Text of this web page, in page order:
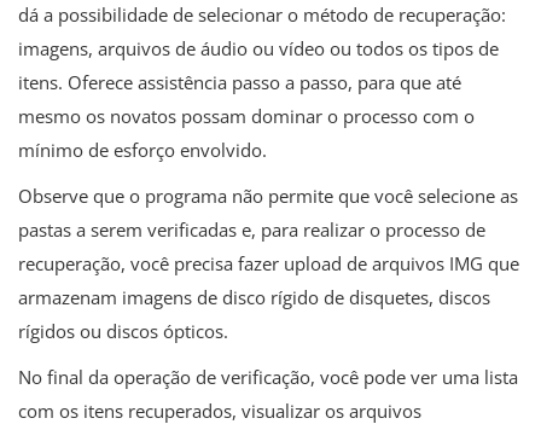
dá a possibilidade de selecionar o método de recuperação:
imagens, arquivos de áudio ou vídeo ou todos os tipos de
itens. Oferece assistência passo a passo, para que até
mesmo os novatos possam dominar o processo com o
mínimo de esforço envolvido.
Observe que o programa não permite que você selecione as
pastas a serem verificadas e, para realizar o processo de
recuperação, você precisa fazer upload de arquivos IMG que
armazenam imagens de disco rígido de disquetes, discos
rígidos ou discos ópticos.
No final da operação de verificação, você pode ver uma lista
com os itens recuperados, visualizar os arquivos